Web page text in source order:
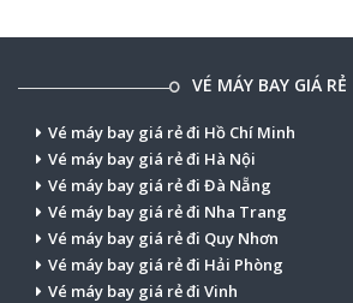
VÉ MÁY BAY GIÁ RẺ
Vé máy bay giá rẻ đi Hồ Chí Minh
Vé máy bay giá rẻ đi Hà Nội
Vé máy bay giá rẻ đi Đà Nẵng
Vé máy bay giá rẻ đi Nha Trang
Vé máy bay giá rẻ đi Quy Nhơn
Vé máy bay giá rẻ đi Hải Phòng
Vé máy bay giá rẻ đi Vinh